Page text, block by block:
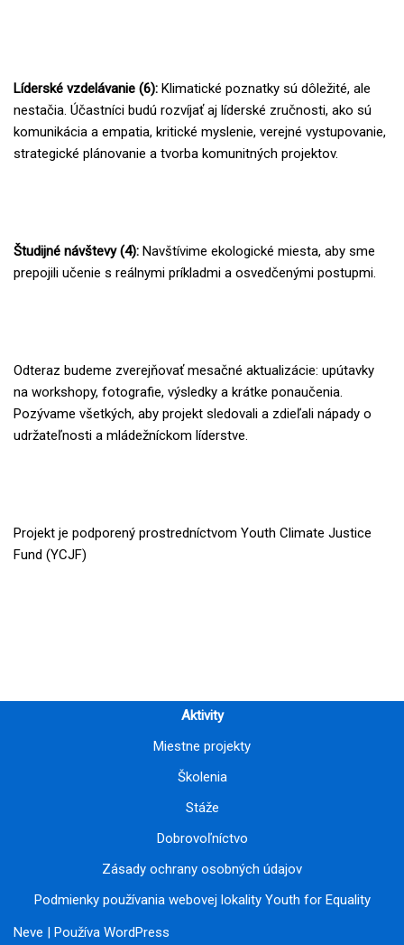
Líderské vzdelávanie (6): Klimatické poznatky sú dôležité, ale
nestačia. Účastníci budú rozvíjať aj líderské zručnosti, ako sú
komunikácia a empatia, kritické myslenie, verejné vystupovanie,
strategické plánovanie a tvorba komunitných projektov.
Študijné návštevy (4): Navštívime ekologické miesta, aby sme
prepojili učenie s reálnymi príkladmi a osvedčenými postupmi.
Odteraz budeme zverejňovať mesačné aktualizácie: upútavky
na workshopy, fotografie, výsledky a krátke ponaučenia.
Pozývame všetkých, aby projekt sledovali a zdieľali nápady o
udržateľnosti a mládežníckom líderstve.
Projekt je podporený prostredníctvom Youth Climate Justice
Fund (YCJF)
Aktivity
Miestne projekty
Školenia
Stáže
Dobrovoľníctvo
Zásady ochrany osobných údajov
Podmienky používania webovej lokality Youth for Equality
Neve | Používa WordPress